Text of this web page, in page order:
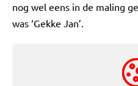
nog wel eens in de maling
was ‘Gekke Jan’.